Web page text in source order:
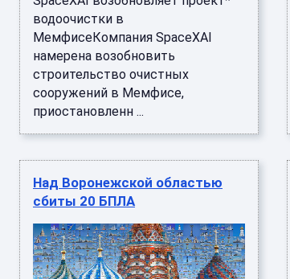
водоочистки в
МемфисеКомпания SpaceXAI
намерена возобновить
строительство очистных
сооружений в Мемфисе,
приостановленн ...
Над Воронежской областью
сбиты 20 БПЛА